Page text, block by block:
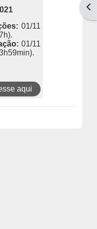
01/11
01/11
aqui